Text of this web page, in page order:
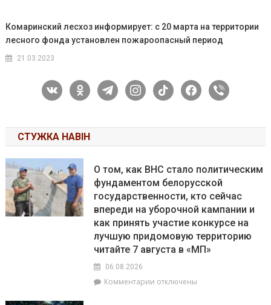
Комаринский лесхоз информирует: с 20 марта на территории
лесного фонда установлен пожароопасный период
21.03.2023
vkontakteodnoklassniki
telegraminstagram
tiktok facebook
viber
СТУЖКА НАВІН
О том, как ВНС стало политическим
фундаментом белорусской
государственности, кто сейчас
впереди на уборочной кампании и
как принять участие конкурсе на
лучшую придомовую территорию
читайте 7 августа в «МП»
06.08.2026
Комментарии котключены